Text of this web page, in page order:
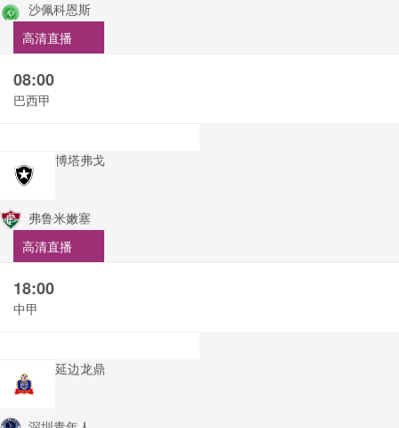
沙佩科恩斯
高清直播
08:00
巴西甲
博塔弗戈
弗鲁米嫩塞
高清直播
18:00
中甲
延边龙鼎